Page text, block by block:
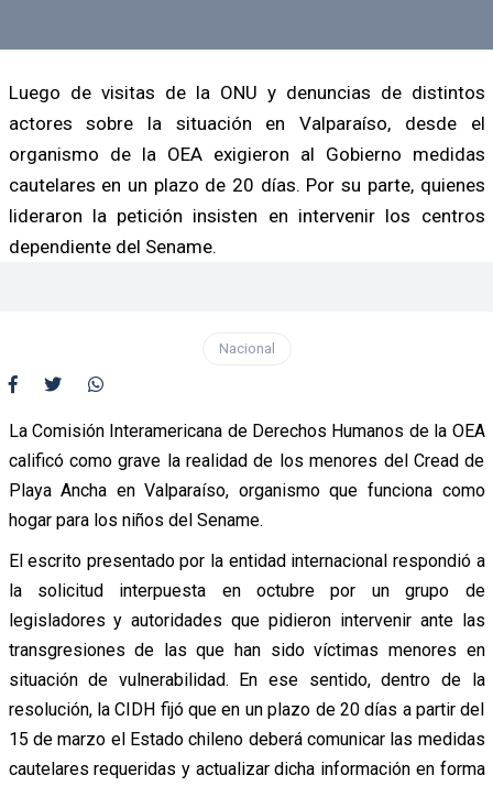
Luego de visitas de la ONU y denuncias de distintos
actores sobre la situación en Valparaíso, desde el
organismo de la OEA exigieron al Gobierno medidas
cautelares en un plazo de 20 días. Por su parte, quienes
lideraron la petición insisten en intervenir los centros
dependiente del Sename.
Nacional
La Comisión Interamericana de Derechos Humanos de la OEA
calificó como grave la realidad de los menores del Cread de
Playa Ancha en Valparaíso, organismo que funciona como
hogar para los niños del Sename.
El escrito presentado por la entidad internacional respondió a
la solicitud interpuesta en octubre por un grupo de
legisladores y autoridades que pidieron intervenir ante las
transgresiones de las que han sido víctimas menores en
situación de vulnerabilidad. En ese sentido, dentro de la
resolución, la CIDH fijó que en un plazo de 20 días a partir del
15 de marzo el Estado chileno deberá comunicar las medidas
cautelares requeridas y actualizar dicha información en forma